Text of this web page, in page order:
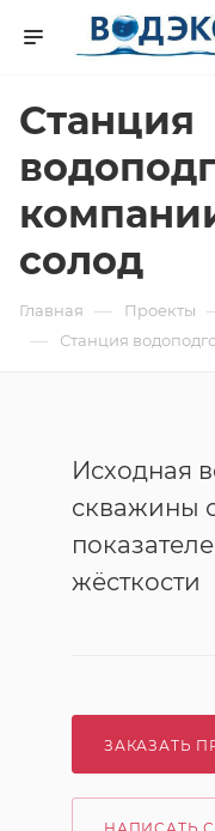
Станция
солод
Главная — Проекты
— Станция
Исходная
скважины
жёсткости
ЗАКАЗАТЬ